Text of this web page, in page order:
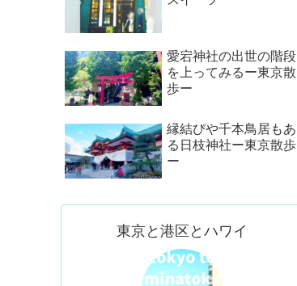
愛宕神社の出世の階段
を上ってみるー東京散
歩ー
縁結びや千本鳥居もあ
る日枝神社ー東京散歩
ー
東京と港区とハワイ